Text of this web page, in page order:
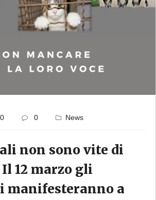
0 News
non sono vite di
12 marzo gli
manifesteranno a